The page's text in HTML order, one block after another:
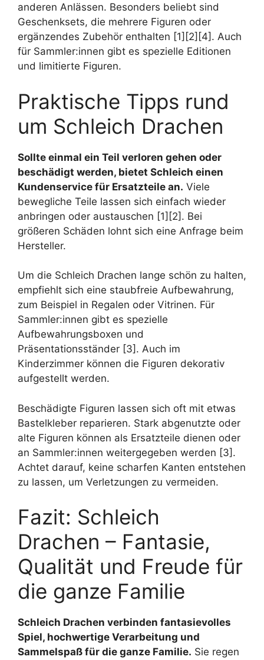
anderen Anlässen. Besonders beliebt sind
Geschenksets, die mehrere Figuren oder
ergänzendes Zubehör enthalten [1][2][4]. Auch
für Sammler:innen gibt es spezielle Editionen
und limitierte Figuren.
Praktische Tipps rund
um Schleich Drachen
Sollte einmal ein Teil verloren gehen oder
beschädigt werden, bietet Schleich einen
Kundenservice für Ersatzteile an. Viele
bewegliche Teile lassen sich einfach wieder
anbringen oder austauschen [1][2]. Bei
größeren Schäden lohnt sich eine Anfrage beim
Hersteller.
Um die Schleich Drachen lange schön zu halten,
empfiehlt sich eine staubfreie Aufbewahrung,
zum Beispiel in Regalen oder Vitrinen. Für
Sammler:innen gibt es spezielle
Aufbewahrungsboxen und
Präsentationsständer [3]. Auch im
Kinderzimmer können die Figuren dekorativ
aufgestellt werden.
Beschädigte Figuren lassen sich oft mit etwas
Bastelkleber reparieren. Stark abgenutzte oder
alte Figuren können als Ersatzteile dienen oder
an Sammler:innen weitergegeben werden [3].
Achtet darauf, keine scharfen Kanten entstehen
zu lassen, um Verletzungen zu vermeiden.
Fazit: Schleich
Drachen – Fantasie,
Qualität und Freude für
die ganze Familie
Schleich Drachen verbinden fantasievolles
Spiel, hochwertige Verarbeitung und
Sammelspaß für die ganze Familie. Sie regen